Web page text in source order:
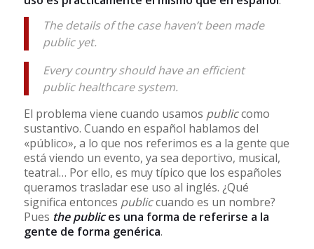
The details of the case haven’t been made
public yet.
Every country should have an efficient
public healthcare system.
El problema viene cuando usamos publiccomo
sustantivo. Cuando en español hablamos del
«público», a lo que nos referimos es a la gente que
está viendo un evento, ya sea deportivo, musical,
teatral… Por ello, es muy típico que los españoles
queramos trasladar ese uso al inglés. ¿Qué
significa entonces publiccuando es un nombre?
Pues the publices una forma de referirse a la
gente de forma genérica.